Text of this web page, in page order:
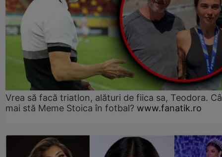
Vrea să facă triatlon, alături de fiica sa, Teodora.
mai stă Meme Stoica în fotbal? www.fanatik.ro